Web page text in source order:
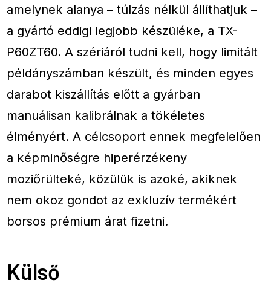
amelynek alanya – túlzás nélkül állíthatjuk –
a gyártó eddigi legjobb készüléke, a TX-
P60ZT60. A szériáról tudni kell, hogy limitált
példányszámban készült, és minden egyes
darabot kiszállítás előtt a gyárban
manuálisan kalibrálnak a tökéletes
élményért. A célcsoport ennek megfelelően
a képminőségre hiperérzékeny
moziőrülteké, közülük is azoké, akiknek
nem okoz gondot az exkluzív termékért
borsos prémium árat fizetni.
Külső